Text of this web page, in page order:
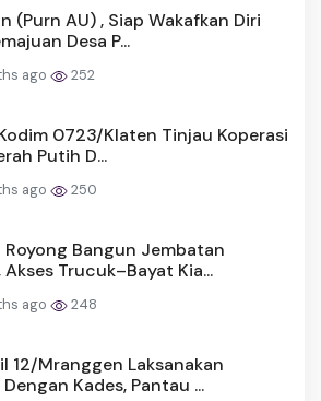
(Purn AU) , Siap Wakafkan Diri
Desa P...
ago 252
0723/Klaten Tinjau Koperasi
Putih D...
ago 250
Bangun Jembatan
Akses Trucuk–Bayat Kia...
ago 248
12/Mranggen Laksanakan
Kades, Pantau ...